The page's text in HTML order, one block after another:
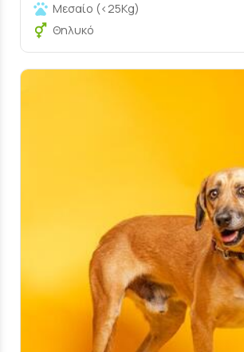
Μεσαίο (<25Kg)
Θηλυκό